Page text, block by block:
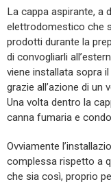
La cappa aspirante, a
elettrodomestico che
prodotti durante la
di convogliarli
viene installata sopra
grazie all’azione di
Una volta dentro la
canna fumaria e
Ovviamente
complessa rispetto a
che sia così, proprio